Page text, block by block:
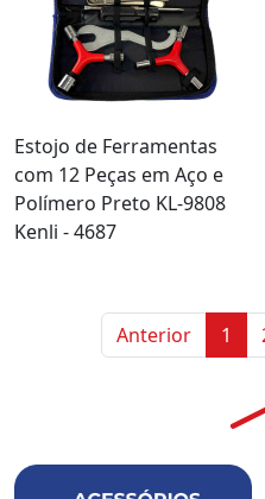
Estojo de Ferramentas
com 12 Peças em Aço e
Polímero Preto KL-9808
Kenli - 4687
Anterior 1